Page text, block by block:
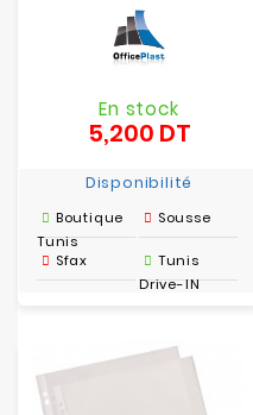
En stock
5,200 DTPrix
Disponibilité
Boutique
Tunis
Sousse
Sfax
Tunis
Drive-IN